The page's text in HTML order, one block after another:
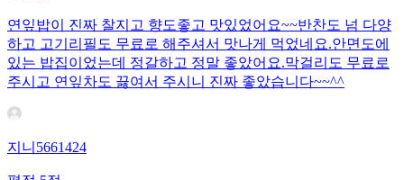
연잎밥이 진짜 찰지고 향도좋고 맛있었어요~~반찬도 넘 다양
하고 고기리필도 무료로 해주셔서 맛나게 먹었네요.안면도에
있는 밥집이었는데 정갈하고 정말 좋았어요.막걸리도 무료로
주시고 연잎차도 끓여서 주시니 진짜 좋았습니다~~^^
지니5661424